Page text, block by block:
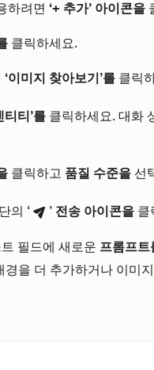
하려면 ‘+ 추가’ 아이콘을
클릭하세요.
‘이미지 찾아보기’를 클릭
티티’를 클릭하세요. 대화
클릭하고 품질 수준을 선
의 ‘ breezeSendIcon ’ 전송 아이콘을 클
필드에 새로운 프롬프트
경을 더 추가하거나 이미